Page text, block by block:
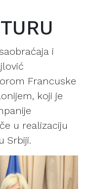
i
Francuske
koji je
u realizaciju
Srbiji.